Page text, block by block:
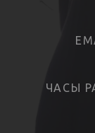
ЧАСЫ